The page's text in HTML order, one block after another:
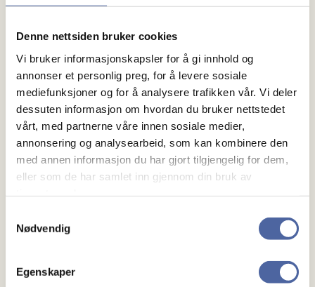
Denne nettsiden bruker cookies
Vi bruker informasjonskapsler for å gi innhold og
annonser et personlig preg, for å levere sosiale
mediefunksjoner og for å analysere trafikken vår. Vi deler
dessuten informasjon om hvordan du bruker nettstedet
vårt, med partnerne våre innen sosiale medier,
annonsering og analysearbeid, som kan kombinere den
med annen informasjon du har gjort tilgjengelig for dem,
eller som de har samlet inn gjennom din bruk av
Nødvendig
Egenskaper
5. og 19. november
3. desember
Kom som du er - hjertelig velkommen.
Kursleder: Elisabeth Ottestad.
For spørsmål og påmelding ring/sms: 913 21 073
Kurset avholdes i lokalene til FFO Rogaland